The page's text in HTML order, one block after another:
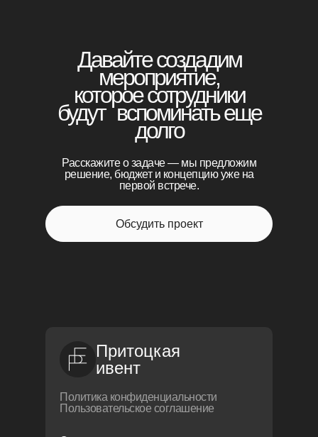
Расскажите о задаче — мы предложим
решение, бюджет и концепцию уже на
первой встрече.
Давайте создадим
мероприятие,
которое сотрудники
будут вспоминать еще
долго
Обсудить проект
Политика конфиденциальности
Пользовательское соглашение
Притоцкая
ивент